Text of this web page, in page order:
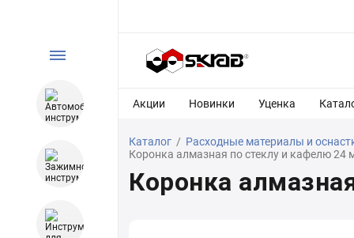
Акции Новинки Уценка
Каталог / Расходные материалы и
Коронка алмазная по стеклу и кафелю 24
Коронка